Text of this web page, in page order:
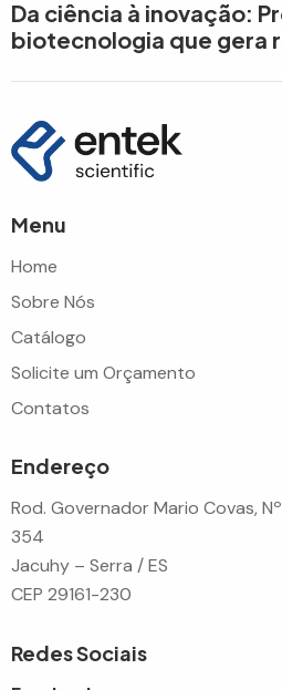
Da ciência à inovação:
biotecnologia que gera
Menu
Home
Sobre Nós
Catálogo
Solicite um Orçamento
Contatos
Endereço
Rod. Governador Mario Covas,
354
Jacuhy – Serra / ES
CEP 29161-230
Redes Sociais